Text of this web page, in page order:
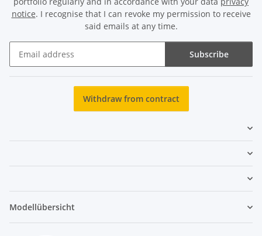
notice. I recognise that I can revoke my permission to receive
said emails at any time.
Subscribe
Withdraw from contract
Modellübersicht